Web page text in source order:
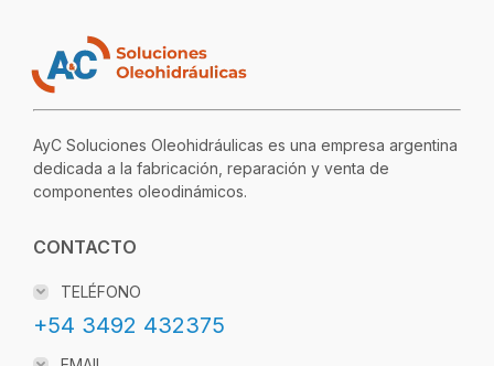
AyC Soluciones Oleohidráulicas es una empresa argentina
dedicada a la fabricación, reparación y venta de
componentes oleodinámicos.
CONTACTO
TELÉFONO
+54 3492 432375